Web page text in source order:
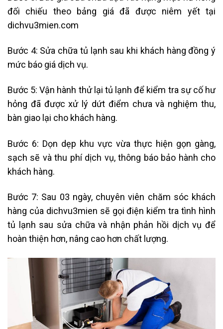
đối chiếu theo bảng giá đã được niêm yết tại
dichvu3mien.com
Bước 4: Sửa chữa tủ lạnh sau khi khách hàng đồng ý
mức báo giá dịch vụ.
Bước 5: Vận hành thử lại tủ lạnh để kiểm tra sự cố hư
hỏng đã được xử lý dứt điểm chưa và nghiệm thu,
bàn giao lại cho khách hàng.
Bước 6: Dọn dẹp khu vực vừa thực hiện gọn gàng,
sạch sẽ và thu phí dịch vụ, thông báo bảo hành cho
khách hàng.
Bước 7: Sau 03 ngày, chuyên viên chăm sóc khách
hàng của dichvu3mien sẽ gọi điện kiểm tra tình hình
tủ lạnh sau sửa chữa và nhận phản hồi dịch vụ để
hoàn thiện hơn, nâng cao hơn chất lượng.